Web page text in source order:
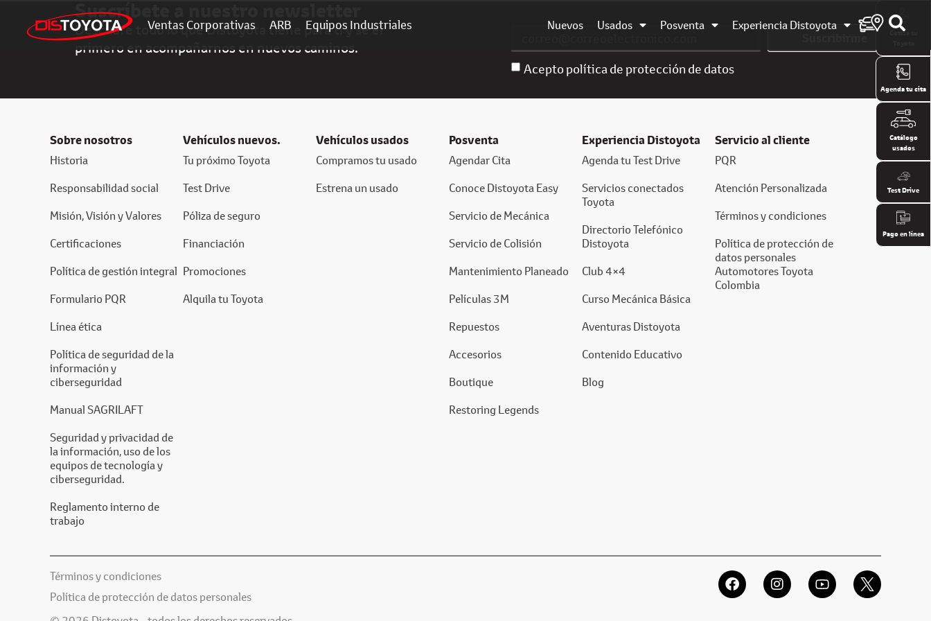
Ventas Corporativas ARB Equipos Industriales Nuevos Usados Posventa Experiencia Distoyota
Suscríbete a nuestro newsletter
Descubre todo lo que Distoyota tiene para ti y sé el
primero en acompañarnos en nuevos caminos.
Acepto política de protección de datos
Suscribirme
Sobre nosotros
Historia
Responsabilidad social
Misión, Visión y Valores
Certificaciones
Política de gestión integral
Formulario PQR
Línea ética
Política de seguridad de la
información y
ciberseguridad
Manual SAGRILAFT
Seguridad y privacidad de
la información, uso de los
equipos de tecnología y
ciberseguridad.
Reglamento interno de
trabajo
Vehículos nuevos.
Tu próximo Toyota
Test Drive
Póliza de seguro
Financiación
Promociones
Alquila tu Toyota
Vehículos usados
Compramos tu usado
Estrena un usado
Posventa
Agendar Cita
Conoce Distoyota Easy
Servicio de Mecánica
Servicio de Colisión
Mantenimiento Planeado
Películas 3M
Repuestos
Accesorios
Boutique
Restoring Legends
Experiencia Distoyota
Agenda tu Test Drive
Servicios conectados
Toyota
Directorio Telefónico
Distoyota
Club 4×4
Curso Mecánica Básica
Aventuras Distoyota
Contenido Educativo
Blog
Servicio al cliente
PQR
Atención Personalizada
Términos y condiciones
Política de protección de
datos personales
Automotores Toyota
Colombia
Términos y condiciones
Política de protección de datos personales
Cotiza tu
Agenda tu cita
Catálogo
usados
Test Drive
Pago en línea